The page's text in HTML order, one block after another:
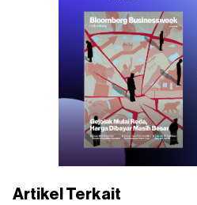
Artikel Terkait